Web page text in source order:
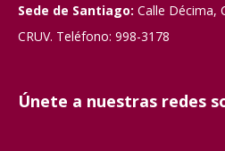
Sede de Santiago: Calle Décima,
CRUV. Teléfono: 998-3178
Únete a nuestras redes